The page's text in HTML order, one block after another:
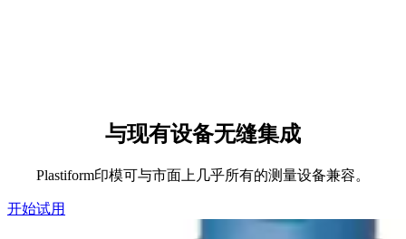
与现有设备无缝集成
Plastiform印模可与市面上几乎所有的测量设备兼容。
开始试用